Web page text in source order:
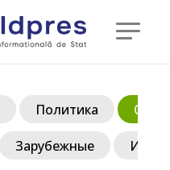
Политика
Зарубежные